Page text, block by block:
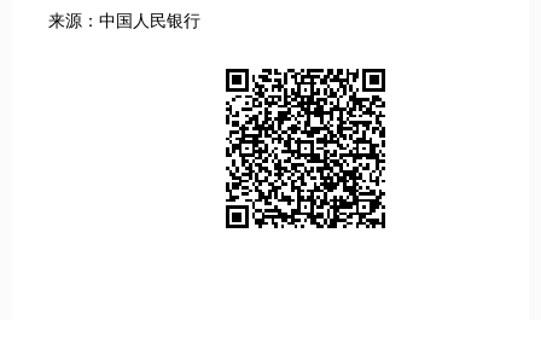
来源：中国人民银行